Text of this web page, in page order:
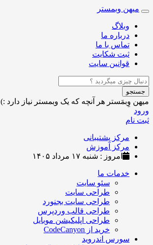
Toggle
navigation
میهن وبمستر
وبلاگ
درباره ما
تماس با ما
ثبت شکایت
قوانین سایت
جستجو
میهن وِبمَستر هر آنچه که یک وبمستر نیاز دارد :)
ورود
ثبت نام
مرکز پشتیبانی
مرکز آموزش
امروز : شنبه ۱۷ مرداد ۱۴۰۵
خدمات ما
سئو سایت
طراحی سایت
طراحی سایت بجنورد
طراحی قالب وردپرس
طراحی اپلیکیشن موبایل
خرید از CodeCanyon
سورس اندروید